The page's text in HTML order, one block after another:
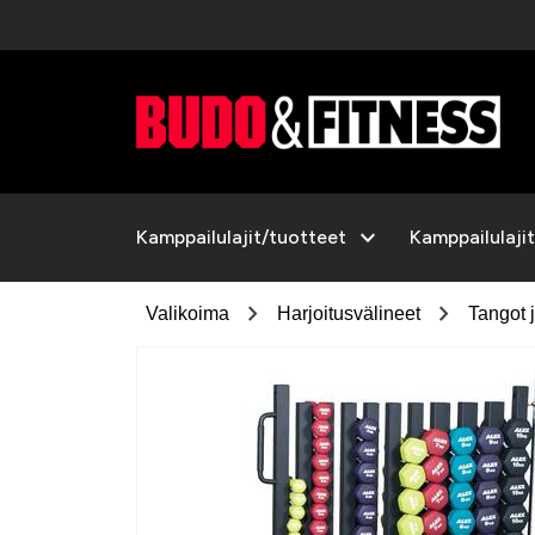
Kamppailulajit/tuotteet expand_more
Valikoima chevron_right Harjoitusvälineet chevron_right Tangot